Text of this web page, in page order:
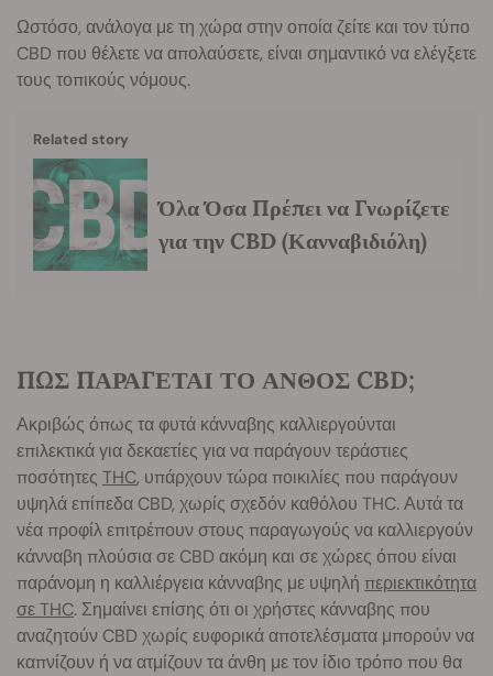
Ωστόσο, ανάλογα με τη χώρα στην οποία ζείτε και τον τύπο
CBD που θέλετε να απολαύσετε, είναι σημαντικό να ελέγξετε
τους τοπικούς νόμους.
Related story
Όλα Όσα Πρέπει να Γνωρίζετε
για την CBD (Κανναβιδιόλη)
ΠΩΣ ΠΑΡΑΓΕΤΑΙ ΤΟ ΑΝΘΟΣ CBD;
Ακριβώς όπως τα φυτά κάνναβης καλλιεργούνται
επιλεκτικά για δεκαετίες για να παράγουν τεράστιες
ποσότητες THC, υπάρχουν τώρα ποικιλίες που παράγουν
υψηλά επίπεδα CBD, χωρίς σχεδόν καθόλου THC. Αυτά τα
νέα προφίλ επιτρέπουν στους παραγωγούς να καλλιεργούν
κάνναβη πλούσια σε CBD ακόμη και σε χώρες όπου είναι
παράνομη η καλλιέργεια κάνναβης με υψηλή περιεκτικότητα
σε THC. Σημαίνει επίσης ότι οι χρήστες κάνναβης που
αναζητούν CBD χωρίς ευφορικά αποτελέσματα μπορούν να
καπνίζουν ή να ατμίζουν τα άνθη με τον ίδιο τρόπο που θα